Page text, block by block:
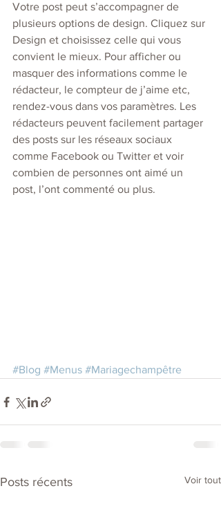
Votre post peut s’accompagner de
plusieurs options de design. Cliquez sur
Design et choisissez celle qui vous
convient le mieux. Pour afficher ou
masquer des informations comme le
rédacteur, le compteur de j’aime etc,
rendez-vous dans vos paramètres. Les
rédacteurs peuvent facilement partager
des posts sur les réseaux sociaux
comme Facebook ou Twitter et voir
combien de personnes ont aimé un
post, l’ont commenté ou plus.
#Blog #Menus #Mariagechampêtre
Posts récents Voir tout